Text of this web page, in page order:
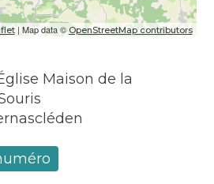
| Map data © OpenStreetMap contributors
Maison de la